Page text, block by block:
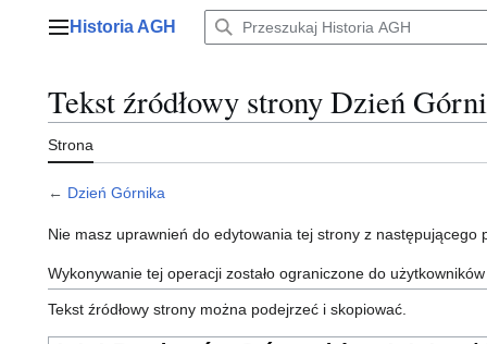
Menu główne
Historia AGH
Tekst źródłowy strony Dzień
Strona
← Dzień Górnika
Nie masz uprawnień do edytowania tej strony z następującego
Wykonywanie tej operacji zostało ograniczone do
Tekst źródłowy strony można podejrzeć i skopiować.